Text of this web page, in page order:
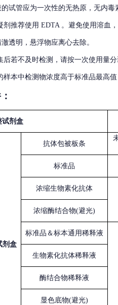
试管应为一次性的无热原，无内毒
剂推荐使用 EDTA 。避免使用溶血，
透明，悬浮物应离心去除。
后若不及时检测，请按一次使用量
样本中检测物浓度高于标准品最高值
试剂盒
剂盒
抗体包被板条
标准品
浓缩生物素化抗体
浓缩酶结合物(避光)
标准品＆标本通用稀释液
生物素化抗体稀释液
酶结合物稀释液
显色底物(避光)